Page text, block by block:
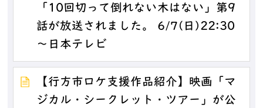
「10回切って倒れない木はない」第9
話が放送されました。 6/7(日)22:30
～日本テレビ
【行方市ロケ支援作品紹介】映画「マ
ジカル・シークレット・ツアー」が公